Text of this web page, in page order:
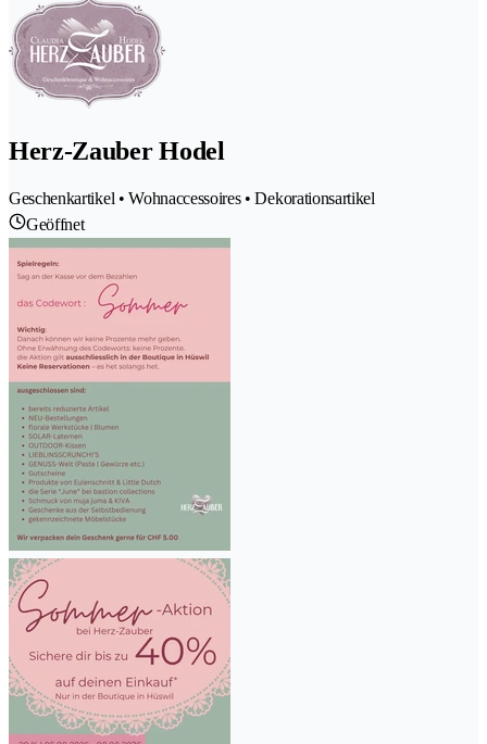
Herz-Zauber Hodel
Geschenkartikel • Wohnaccessoires • Dekorationsartikel
Geöffnet